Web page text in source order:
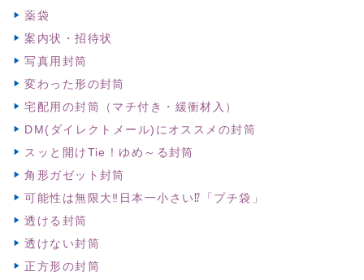
薬袋
案内状・招待状
写真用封筒
変わった形の封筒
宅配用の封筒（マチ付き・緩衝材入）
DM(ダイレクトメール)にオススメの封筒
スッと開けTie！ゆめ～る封筒
角形ガゼット封筒
可能性は無限大‼日本一小さい⁉「プチ袋」
透ける封筒
透けない封筒
正方形の封筒